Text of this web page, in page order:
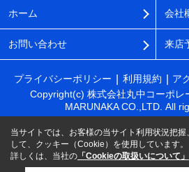
ホーム 会社
お問い合わせ 来店
プライバシーポリシー 利用規約 ア
Copyright(c) 株式会社丸中コーポ
MARUNAKA CO.,LTD. All
当サイトでは、お客様の当サイト利用状況把
して、クッキー（Cookie）を使用しています。
詳しくは、当社の 「Cookieの取扱いについて」